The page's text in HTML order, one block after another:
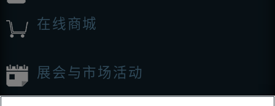
在线商城
展会与市场活动